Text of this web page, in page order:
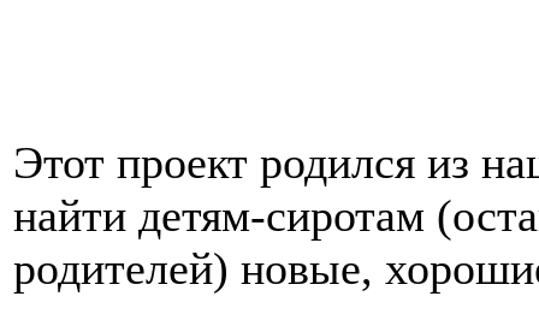
Этот проект родился из
найти детям-сиротам
родителей) новые,